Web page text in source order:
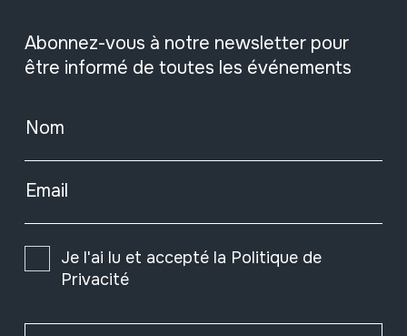
Abonnez-vous à notre newsletter pour
être informé de toutes les événements
Nom
Email
Je l'ai lu et accepté la Politique de
Privacité